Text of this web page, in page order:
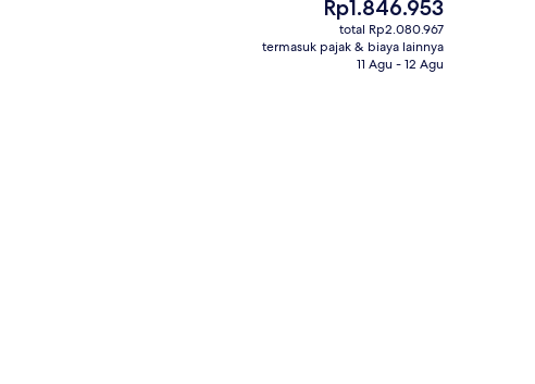
Restoran
saat
ini
Rp1.846.953
Rp1.846.953
total Rp2.080.967
termasuk pajak & biaya lainnya
11 Agu - 12 Agu